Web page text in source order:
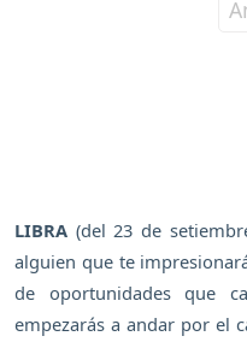
LIBRA (del 23 de
alguien que te
de oportunidades que
empezarás a andar por el